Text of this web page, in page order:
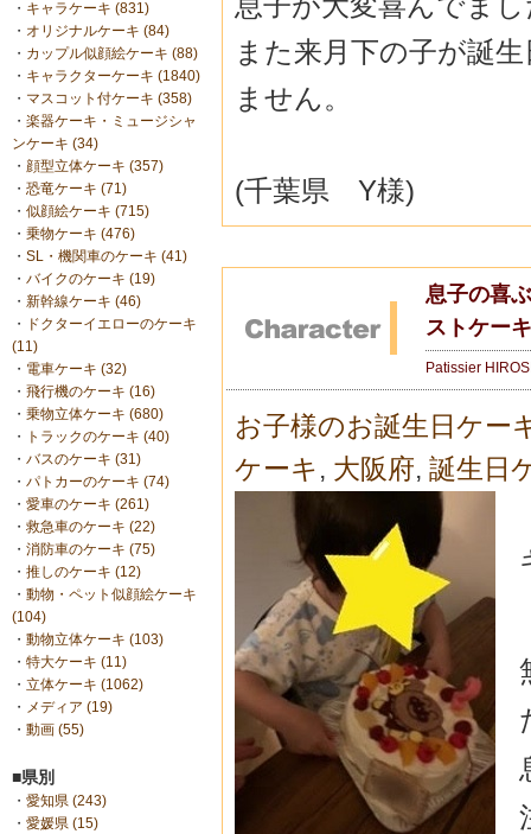
・ キャラケーキ (831)
・ オリジナルケーキ (84)
・ カップル似顔絵ケーキ (88)
・ キャラクターケーキ (1840)
・ マスコット付ケーキ (358)
・ 楽器ケーキ・ミュージシャ
ンケーキ (34)
・ 顔型立体ケーキ (357)
・ 恐竜ケーキ (71)
・ 似顔絵ケーキ (715)
・ 乗物ケーキ (476)
・ SL・機関車のケーキ (41)
・ バイクのケーキ (19)
・ 新幹線ケーキ (46)
・
ドクターイエローのケーキ
(11)
・ 電車ケーキ (32)
・ 飛行機のケーキ (16)
・ 乗物立体ケーキ (680)
・
トラックのケーキ (40)
・ バスのケーキ (31)
・ パトカーのケーキ (74)
・ 愛車のケーキ (261)
・ 救急車のケーキ (22)
・ 消防車のケーキ (75)
・ 推しのケーキ (12)
・ 動物・ペット似顔絵ケーキ
(104)
・ 動物立体ケーキ (103)
・ 特大ケーキ (11)
・ 立体ケーキ (1062)
・ メディア (19)
・ 動画 (55)
■県別
・ 愛知県 (243)
・ 愛媛県 (15)
また来月下の子が誕
ません。
(千葉県 Y様)
息子の喜
ストケーキ
Patissier
お子様のお誕生日ケー
ケーキ , 大阪府, 誕生日